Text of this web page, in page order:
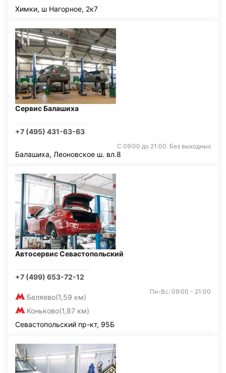
Химки, ш Нагорное, 2к7
Сервис Балашиха
+7 (495) 431-63-63
С 09:00 до 21:00. Без выходных
Балашиха, Леоновское ш. вл.8
Автосервис Севастопольский
+7 (499) 653-72-12
Беляево(1,59 км)
Коньково(1,87 км)
Пн-Вс: 09:00 - 21:00
Севастопольский пр-кт, 95Б